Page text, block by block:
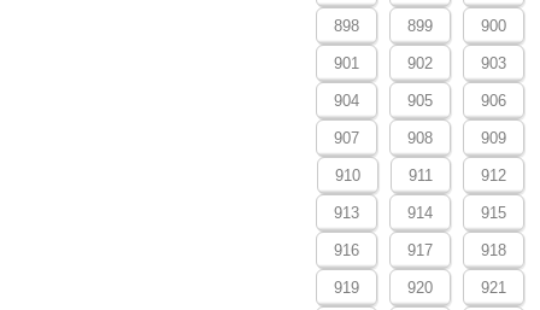
898 899 900
901 902 903
904 905 906
907 908 909
910 911 912
913 914 915
916 917 918
919 920 921